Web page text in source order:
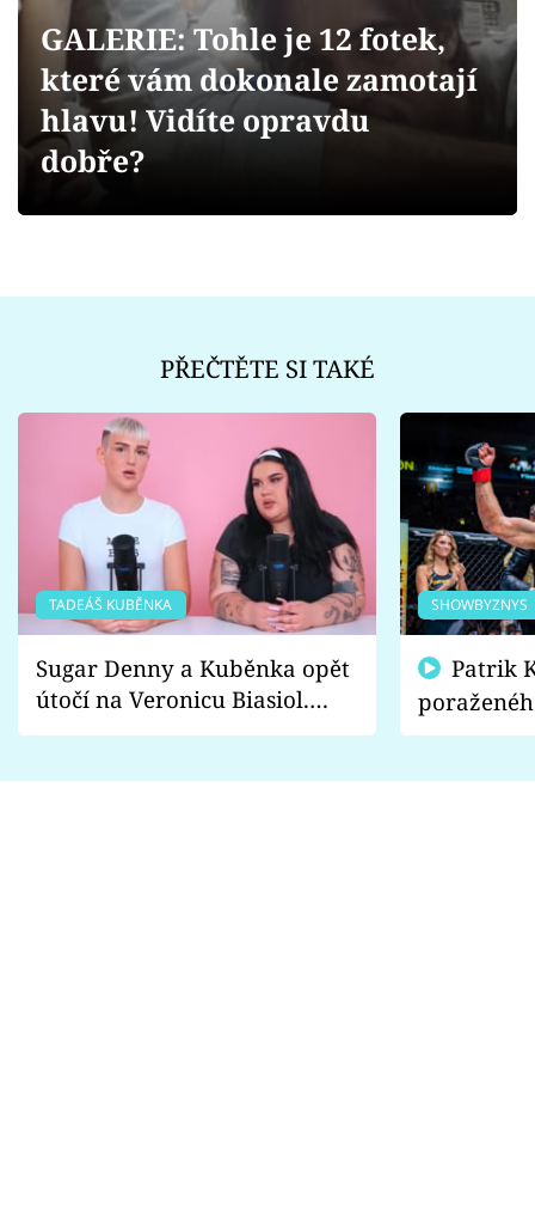
Videa
Sledujte prima+
GALERIE: Tohle je 12 fotek,
které vám dokonale zamotají
hlavu! Vidíte opravdu
dobře?
PŘEČTĚTE SI TAKÉ
TADEÁŠ KUBĚNKA
Sugar Denny a Kuběnka opět
útočí na Veronicu Biasiol.
Proč je podle nich falešná a
SHOWBYZNYS
fanoušci